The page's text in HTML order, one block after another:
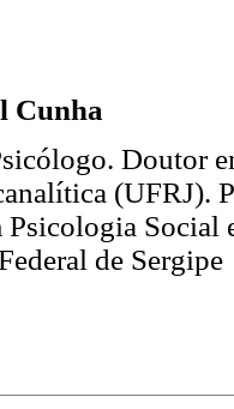
Cunha
Doutor
(UFRJ).
Psicologia
de Sergipe